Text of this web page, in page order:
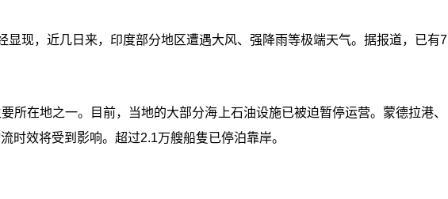
显现，近几日来，印度部分地区遭遇大风、强降雨等极端天气。据报道，已有7
所在地之一。目前，当地的大部分海上石油设施已被迫暂停运营。蒙德拉港、
时效将受到影响。超过2.1万艘船隻已停泊靠岸。